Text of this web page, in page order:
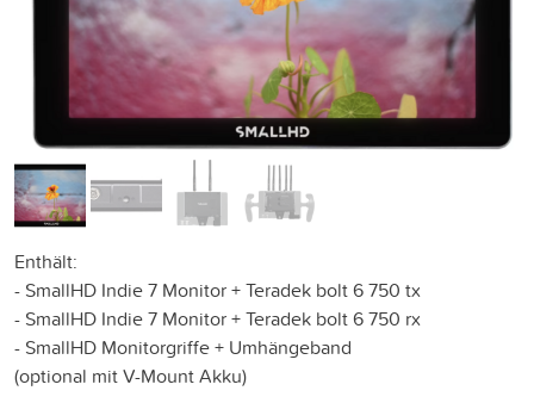
Enthält:
- SmallHD Indie 7 Monitor + Teradek bolt 6 750 tx
- SmallHD Indie 7 Monitor + Teradek bolt 6 750 rx
- SmallHD Monitorgriffe + Umhängeband
(optional mit V-Mount Akku)